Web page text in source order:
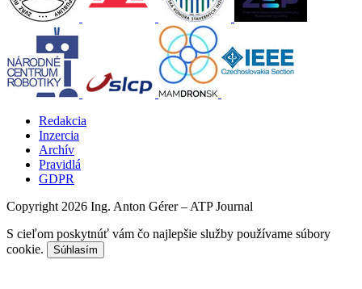
Redakcia
Inzercia
Archív
Pravidlá
GDPR
Copyright 2026 Ing. Anton Gérer – ATP Journal
S cieľom poskytnúť vám čo najlepšie služby používame súbory
cookie.
Súhlasím